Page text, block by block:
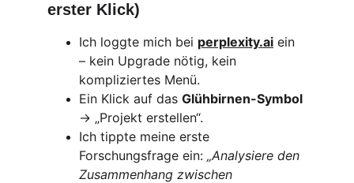
erster Klick)
Ich loggte mich bei perplexity.ai ein
– kein Upgrade nötig, kein
kompliziertes Menü.
Ein Klick auf das Glühbirnen-Symbol
→ „Projekt erstellen“.
Ich tippte meine erste
Forschungsfrage ein: „Analysiere den
Zusammenhang zwischen